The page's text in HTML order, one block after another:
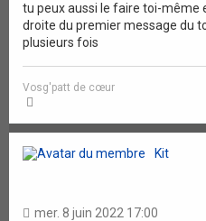
tu peux aussi le faire toi-même
droite du premier message du
plusieurs fois
Vosg'patt de cœur
u
Kit
mer. 8 juin 2022 17:00